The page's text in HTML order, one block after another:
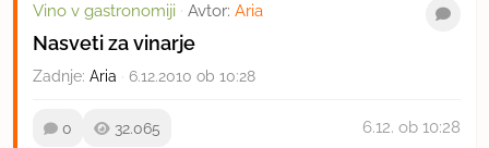
Vino v gastronomiji · Avtor: Aria
Nasveti za vinarje
Zadnje: Aria · 6.12.2010 ob 10:28
0 32.065 6.12. ob 10:28